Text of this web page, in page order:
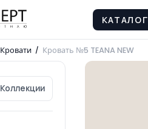
КАТАЛОГ
Кровати / Кровать №5 TEANA NEW
Коллекции